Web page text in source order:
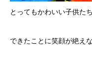
とってもかわいい子供た
できたことに笑顔が絶え